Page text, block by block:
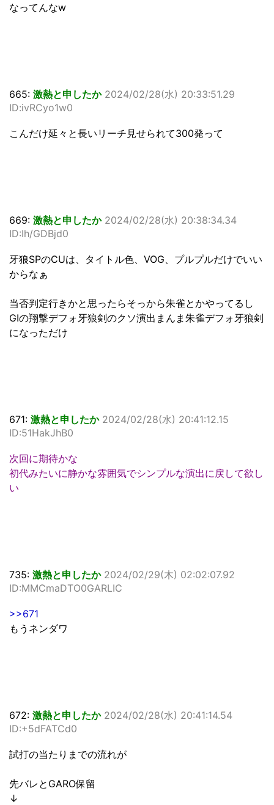
なってんなw
665: 激熱と申したか 2024/02/28(水) 20:33:51.29
ID:ivRCyo1w0
こんだけ延々と長いリーチ見せられて300発って
669: 激熱と申したか 2024/02/28(水) 20:38:34.34
ID:Ih/GDBjd0
牙狼SPのCUは、タイトル色、VOG、プルプルだけでいい
からなぁ
当否判定行きかと思ったらそっから朱雀とかやってるし
GIの翔撃デフォ牙狼剣のクソ演出まんま朱雀デフォ牙狼剣
になっただけ
671: 激熱と申したか 2024/02/28(水) 20:41:12.15
ID:51HakJhB0
次回に期待かな
初代みたいに静かな雰囲気でシンプルな演出に戻して欲し
い
735: 激熱と申したか 2024/02/29(木) 02:02:07.92
ID:MMCmaDTO0GARLIC
>>671
もうネンダワ
672: 激熱と申したか 2024/02/28(水) 20:41:14.54
ID:+5dFATCd0
試打の当たりまでの流れが
先バレとGARO保留
↓